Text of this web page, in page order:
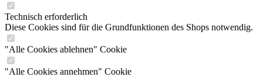
Technisch erforderlich
Diese Cookies sind für die Grundfunktionen des Shops notwendig.
"Alle Cookies ablehnen" Cookie
"Alle Cookies annehmen" Cookie